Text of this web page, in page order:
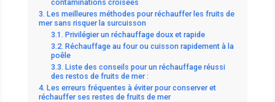
contaminations croisées
Les meilleures méthodes pour réchauffer les fruits de
mer sans risquer la surcuisson
Privilégier un réchauffage doux et rapide
Réchauffage au four ou cuisson rapidement à la
poêle
Liste des conseils pour un réchauffage réussi
des restos de fruits de mer :
Les erreurs fréquentes à éviter pour conserver et
réchauffer ses restes de fruits de mer